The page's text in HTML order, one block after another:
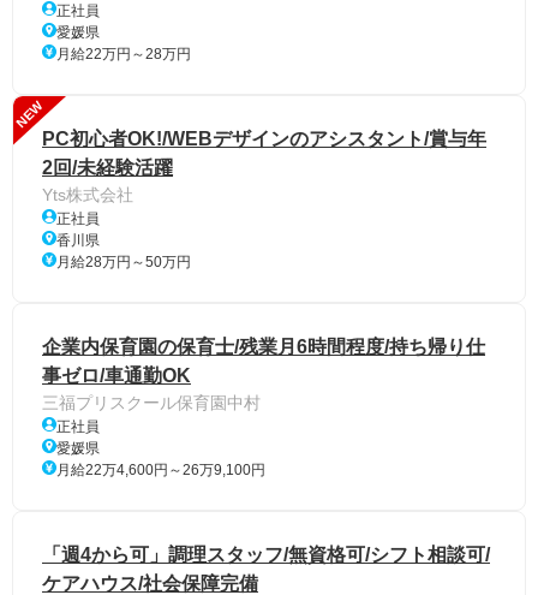
正社員
愛媛県
月給22万円～28万円
NEW
PC初心者OK!/WEBデザインのアシスタント/賞与年
2回/未経験活躍
Yts株式会社
正社員
香川県
月給28万円～50万円
企業内保育園の保育士/残業月6時間程度/持ち帰り仕
事ゼロ/車通勤OK
三福プリスクール保育園中村
正社員
愛媛県
月給22万4,600円～26万9,100円
「週4から可」調理スタッフ/無資格可/シフト相談可/
ケアハウス/社会保障完備